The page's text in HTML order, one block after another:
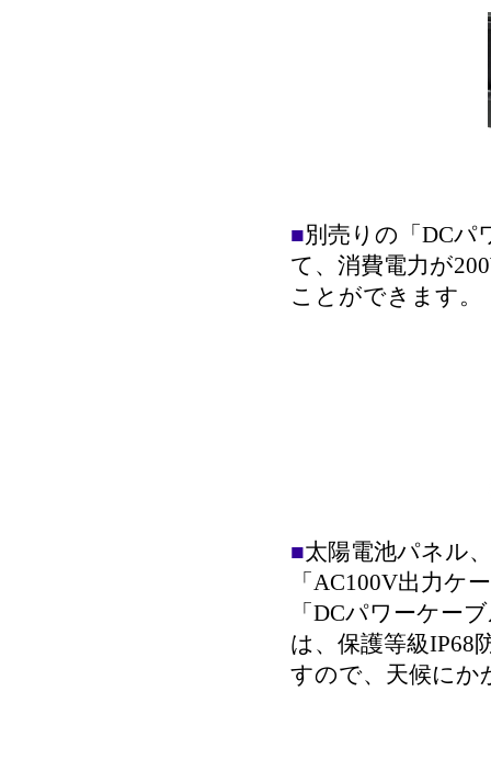
■別売りの「DCパ
て、 消費電力が
ことができます。
■太陽電池パネル
「AC100V出力ケ
「DCパワーケー
は、保護等級IP68
すので、天候にか